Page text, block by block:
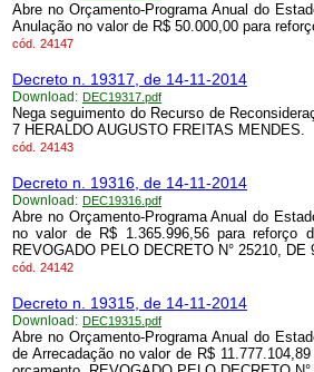
Abre no Orçamento-Programa Anual do
Anulação no valor de R$ 50.000,00 para
cód. 24147
Decreto n. 19317, de 14-11-2014
Download: DEC19317.pdf
Nega seguimento do Recurso de
7 HERALDO AUGUSTO FREITAS MENDES.
cód. 24143
Decreto n. 19316, de 14-11-2014
Download: DEC19316.pdf
Abre no Orçamento-Programa Anual do
no valor de R$ 1.365.996,56 para reforço
REVOGADO PELO DECRETO N° 25210, DE
cód. 24142
Decreto n. 19315, de 14-11-2014
Download: DEC19315.pdf
Abre no Orçamento-Programa Anual do
de Arrecadação no valor de R$